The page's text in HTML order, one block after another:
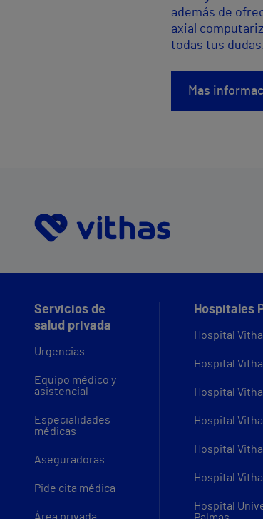
además de
axial
todas tus
Mas
Servicios de
salud privada
Urgencias
Equipo médico y
asistencial
Especialidades
médicas
Aseguradoras
Pide cita médica
Hospitales
Hospital
Hospital
Hospital
Hospital
Hospital
Hospital
Hospital